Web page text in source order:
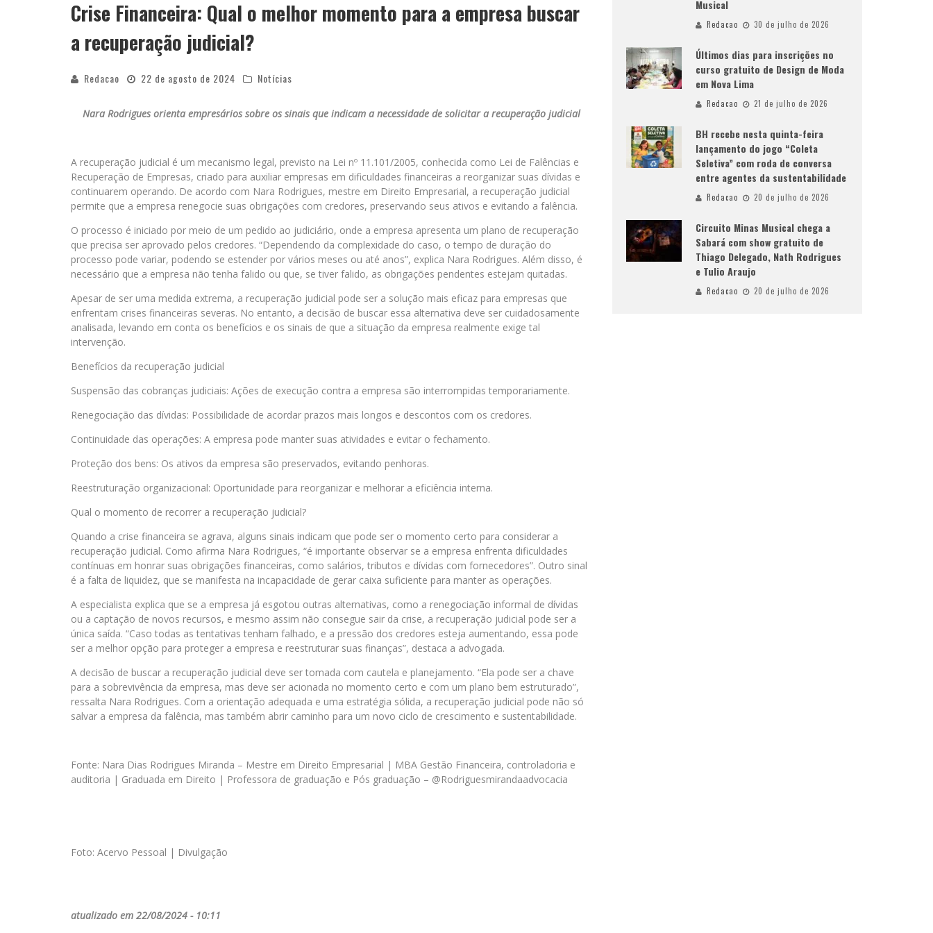
Crise Financeira: Qual o melhor momento para a empresa buscar
a recuperação judicial?
Redacao 22 de agosto de 2024 Notícias
Nara Rodrigues orienta empresários sobre os sinais que indicam a necessidade de solicitar a recuperação judicial
A recuperação judicial é um mecanismo legal, previsto na Lei nº 11.101/2005, conhecida como Lei de Falências e
Recuperação de Empresas, criado para auxiliar empresas em dificuldades financeiras a reorganizar suas dívidas e
continuarem operando. De acordo com Nara Rodrigues, mestre em Direito Empresarial, a recuperação judicial
permite que a empresa renegocie suas obrigações com credores, preservando seus ativos e evitando a falência.
O processo é iniciado por meio de um pedido ao judiciário, onde a empresa apresenta um plano de recuperação
que precisa ser aprovado pelos credores. “Dependendo da complexidade do caso, o tempo de duração do
processo pode variar, podendo se estender por vários meses ou até anos”, explica Nara Rodrigues. Além disso, é
necessário que a empresa não tenha falido ou que, se tiver falido, as obrigações pendentes estejam quitadas.
Apesar de ser uma medida extrema, a recuperação judicial pode ser a solução mais eficaz para empresas que
enfrentam crises financeiras severas. No entanto, a decisão de buscar essa alternativa deve ser cuidadosamente
analisada, levando em conta os benefícios e os sinais de que a situação da empresa realmente exige tal
intervenção.
Benefícios da recuperação judicial
Suspensão das cobranças judiciais: Ações de execução contra a empresa são interrompidas temporariamente.
Renegociação das dívidas: Possibilidade de acordar prazos mais longos e descontos com os credores.
Continuidade das operações: A empresa pode manter suas atividades e evitar o fechamento.
Proteção dos bens: Os ativos da empresa são preservados, evitando penhoras.
Reestruturação organizacional: Oportunidade para reorganizar e melhorar a eficiência interna.
Qual o momento de recorrer a recuperação judicial?
Quando a crise financeira se agrava, alguns sinais indicam que pode ser o momento certo para considerar a
recuperação judicial. Como afirma Nara Rodrigues, “é importante observar se a empresa enfrenta dificuldades
contínuas em honrar suas obrigações financeiras, como salários, tributos e dívidas com fornecedores”. Outro sinal
é a falta de liquidez, que se manifesta na incapacidade de gerar caixa suficiente para manter as operações.
A especialista explica que se a empresa já esgotou outras alternativas, como a renegociação informal de dívidas
ou a captação de novos recursos, e mesmo assim não consegue sair da crise, a recuperação judicial pode ser a
única saída. “Caso todas as tentativas tenham falhado, e a pressão dos credores esteja aumentando, essa pode
ser a melhor opção para proteger a empresa e reestruturar suas finanças”, destaca a advogada.
A decisão de buscar a recuperação judicial deve ser tomada com cautela e planejamento. “Ela pode ser a chave
para a sobrevivência da empresa, mas deve ser acionada no momento certo e com um plano bem estruturado”,
ressalta Nara Rodrigues. Com a orientação adequada e uma estratégia sólida, a recuperação judicial pode não só
salvar a empresa da falência, mas também abrir caminho para um novo ciclo de crescimento e sustentabilidade.
Fonte: Nara Dias Rodrigues Miranda – Mestre em Direito Empresarial | MBA Gestão Financeira, controladoria e
auditoria | Graduada em Direito | Professora de graduação e Pós graduação – @Rodriguesmirandaadvocacia
Foto: Acervo Pessoal | Divulgação
atualizado em 22/08/2024 - 10:11
Musical
Redacao 30 de julho de 2026
Últimos dias para inscrições no
curso gratuito de Design de Moda
em Nova Lima
Redacao 21 de julho de 2026
BH recebe nesta quinta-feira
lançamento do jogo “Coleta
Seletiva” com roda de conversa
entre agentes da sustentabilidade
Redacao 20 de julho de 2026
Circuito Minas Musical chega a
Sabará com show gratuito de
Thiago Delegado, Nath Rodrigues
e Tulio Araujo
Redacao 20 de julho de 2026